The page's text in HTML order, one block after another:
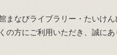
館まなびライブラリー・たいけ
の方にご利用いただき、誠に